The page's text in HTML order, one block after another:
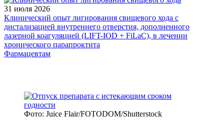
31 июля 2026
Клинический опыт лигирования свищевого хода с
дистализацией внутреннего отверстия, дополненного
лазерной коагуляцией (LIFT-IOD + FiLaC), в лечении
хронического парапроктита
Фармацевтам
Фото: Juice Flair/FOTODOM/Shutterstoсk